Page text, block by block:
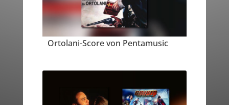
Ortolani-Score von Pentamusic